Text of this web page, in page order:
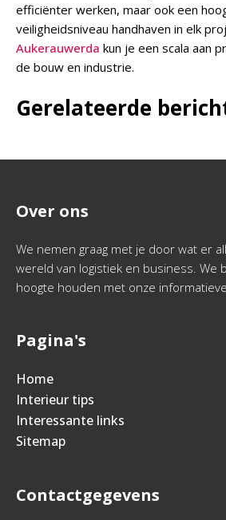
efficiënter werken, maar ook een
veiligheidsniveau handhaven in elk
Aukerauwerda kun je een scala aan
de bouw en industrie.
Gerelateerde
Over ons
We nemen graag met je door wat er
wereld van logistiek en business. We
hoogte houden met onze
Pagina's
Home
Interieur tips
Interessante links
Sitemap
Contactgegevens